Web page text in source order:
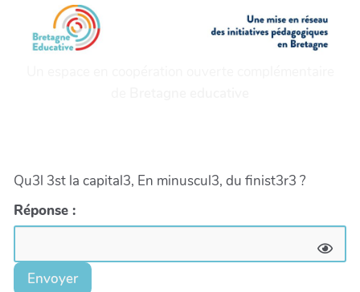
Qu3l 3st la capital3, En minuscul3, du finist3r3 ?
Réponse :
Envoyer